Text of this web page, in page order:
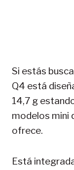
Si estás
Q4 está
14,7 g
modelos mini
ofrece.
Está